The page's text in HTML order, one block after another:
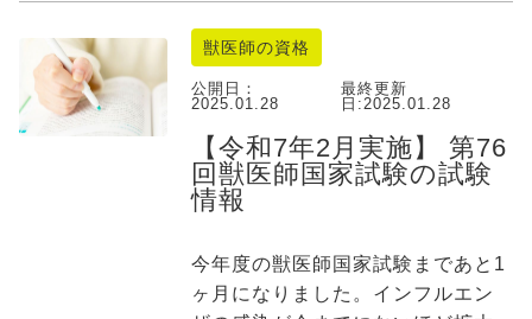
獣医師の資格
公開日：
2025.01.28
最終更新
日:2025.01.28
【令和7年2月実施】 第76
回獣医師国家試験の試験
情報
今年度の獣医師国家試験まであと1
ヶ月になりました。インフルエン